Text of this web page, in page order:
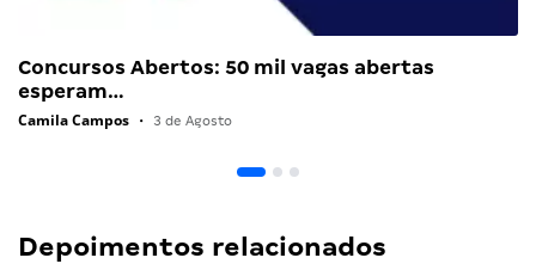
Concursos Abertos: 50 mil vagas abertas
esperam…
Camila Campos • 3 de Agosto
Depoimentos relacionados